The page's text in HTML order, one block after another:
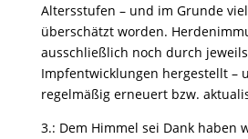
Altersstufen – und im Grunde
überschätzt worden.
ausschließlich noch durch
Impfentwicklungen hergestellt –
regelmäßig erneuert bzw.
3.: Dem Himmel sei Dank haben